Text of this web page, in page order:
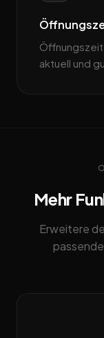
aktuell und
Mehr
Erweitere